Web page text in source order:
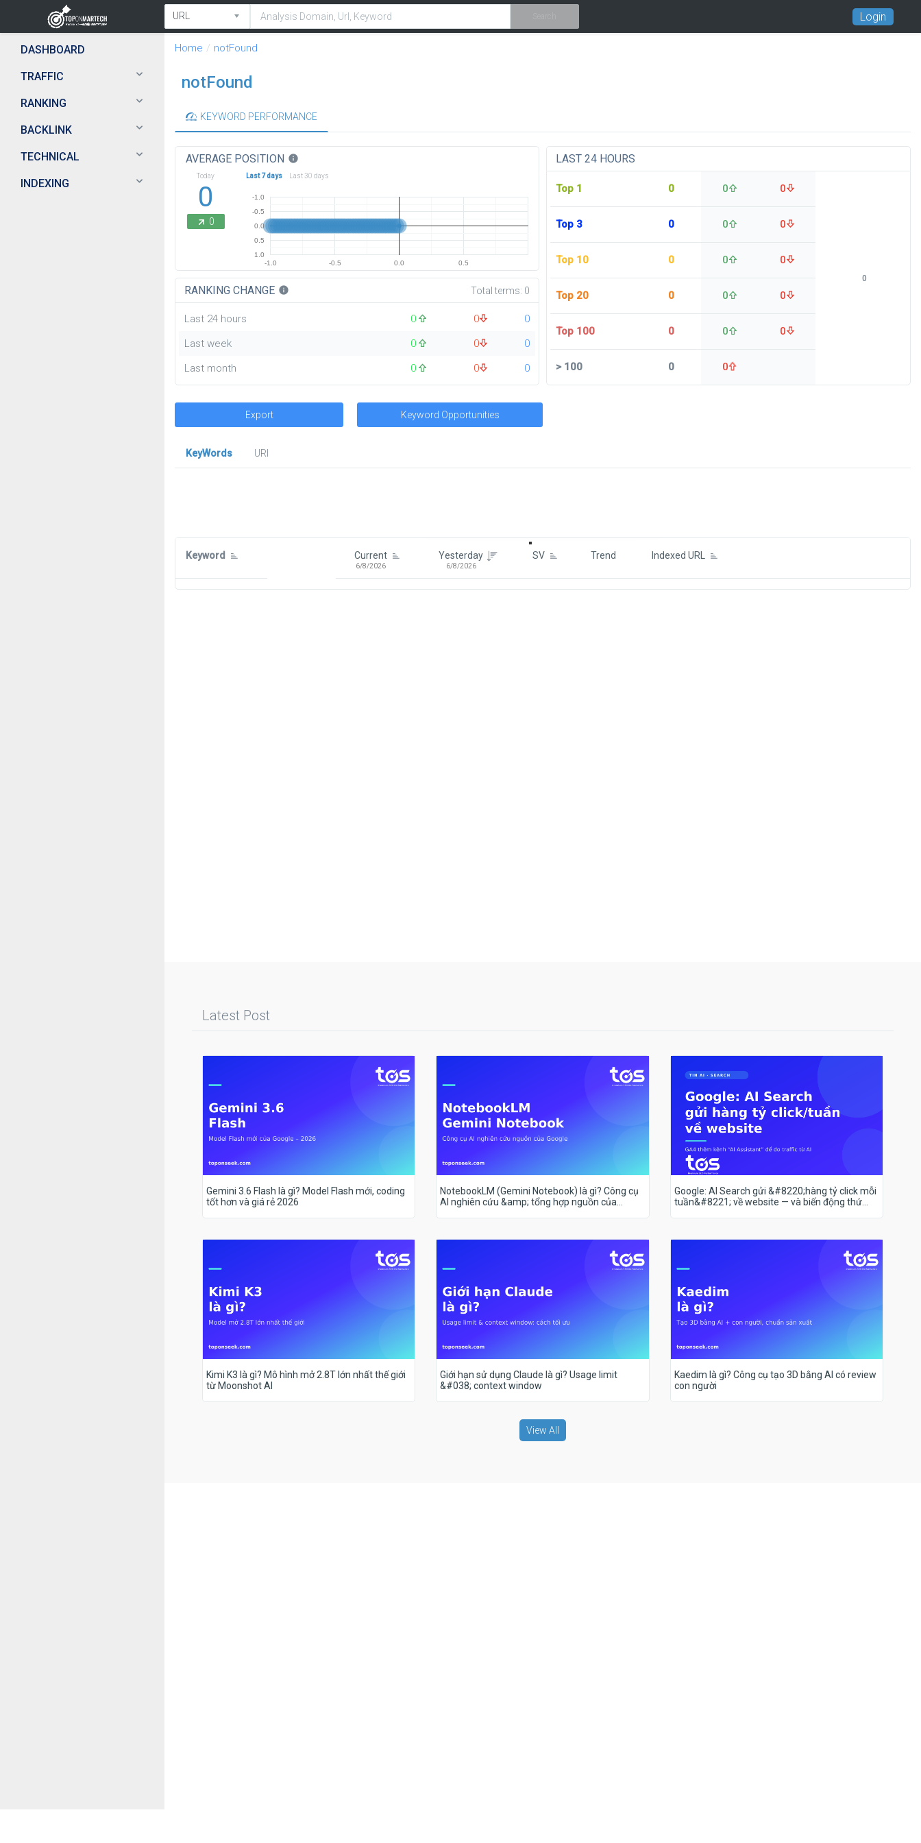
Login
DASHBOARD
TRAFFIC
RANKING
BACKLINK
TECHNICAL
INDEXING
Home notFound
notFound
KEYWORD PERFORMANCE
AVERAGE POSITION info
Today
0
0
Last 7 days Last 30 days
-1.0 -0.5 0.0 0.5
-1.0
-0.5
0.0
0.5
1.0
RANKING CHANGE info Total terms: 0
Last 24 hours 0 0
0
Last week
0 0
0
Last month
0 0 0
LAST 24 HOURS
Top 1 0 0 0
Top 3 0 0 0
Top 10 0 0 0
Top 20 0 0 0
Top 100 0 0 0
>100 0 0
0
Export Keyword Opportunities
KeyWords
URl
Keyword Current
6/8/2026
Yesterday
6/8/2026
SV Trend Indexed URL
Latest Post
Gemini 3.6 Flash là gì? Model Flash mới, coding
tốt hơn và giá rẻ 2026
NotebookLM (Gemini Notebook) là gì? Công cụ
AI nghiên cứu &amp; tổng hợp nguồn của
Google: AI Search gửi &#8220;hàng tỷ click mỗi
tuần&#8221; về website — và biến động thứ
Kimi K3 là gì? Mô hình mở 2.8T lớn nhất thế giới
từ Moonshot AI
Giới hạn sử dụng Claude là gì? Usage limit
&#038; context window
Kaedim là gì? Công cụ tạo 3D bằng AI có review
con người
View All